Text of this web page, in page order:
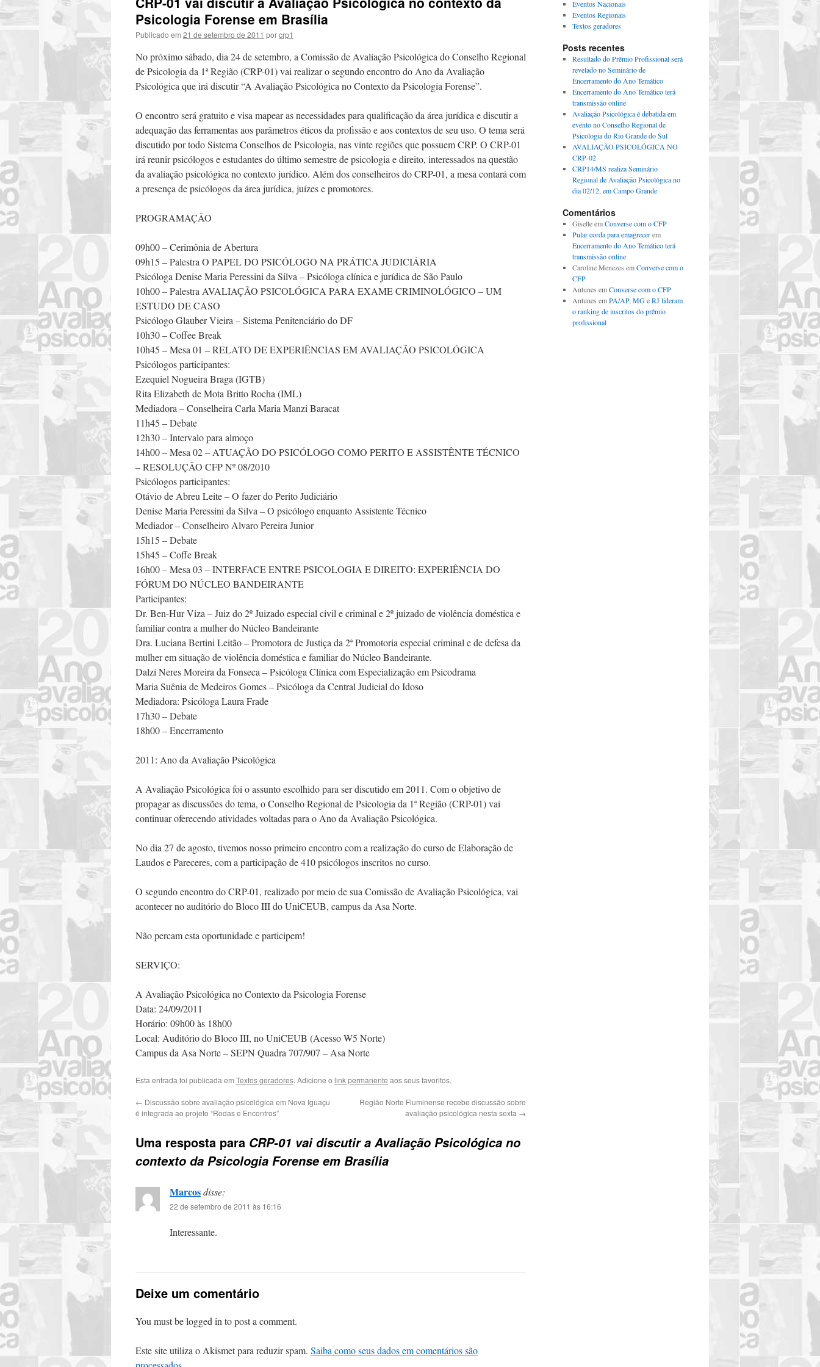
Psicologia Forense em Brasília
Publicado em 21 de setembro de 2011 porcrp1
No próximo sábado, dia 24 de setembro, a Comissão de Avaliação Psicológica do Conselho Regional
de Psicologia da 1ª Região (CRP-01) vai realizar o segundo encontro do Ano da Avaliação
Psicológica que irá discutir “A Avaliação Psicológica no Contexto da Psicologia Forense”.
O encontro será gratuito e visa mapear as necessidades para qualificação da área jurídica e discutir a
adequação das ferramentas aos parâmetros éticos da profissão e aos contextos de seu uso. O tema será
discutido por todo Sistema Conselhos de Psicologia, nas vinte regiões que possuem CRP. O CRP-01
irá reunir psicólogos e estudantes do último semestre de psicologia e direito, interessados na questão
da avaliação psicológica no contexto jurídico. Além dos conselheiros do CRP-01, a mesa contará com
a presença de psicólogos da área jurídica, juízes e promotores.
PROGRAMAÇÃO
09h00 – Cerimônia de Abertura
09h15 – Palestra O PAPEL DO PSICÓLOGO NA PRÁTICA JUDICIÁRIA
Psicóloga Denise Maria Peressini da Silva – Psicóloga clínica e jurídica de São Paulo
10h00 – Palestra AVALIAÇÃO PSICOLÓGICA PARA EXAME CRIMINOLÓGICO – UM
ESTUDO DE CASO
Psicólogo Glauber Vieira – Sistema Penitenciário do DF
10h30 – Coffee Break
10h45 – Mesa 01 – RELATO DE EXPERIÊNCIAS EM AVALIAÇÃO PSICOLÓGICA
Psicólogos participantes:
Ezequiel Nogueira Braga (IGTB)
Rita Elizabeth de Mota Britto Rocha (IML)
Mediadora – Conselheira Carla Maria Manzi Baracat
11h45 – Debate
12h30 – Intervalo para almoço
14h00 – Mesa 02 – ATUAÇÃO DO PSICÓLOGO COMO PERITO E ASSISTÊNTE TÉCNICO
– RESOLUÇÃO CFP Nº 08/2010
Psicólogos participantes:
Otávio de Abreu Leite – O fazer do Perito Judiciário
Denise Maria Peressini da Silva – O psicólogo enquanto Assistente Técnico
Mediador – Conselheiro Alvaro Pereira Junior
15h15 – Debate
15h45 – Coffe Break
16h00 – Mesa 03 – INTERFACE ENTRE PSICOLOGIA E DIREITO: EXPERIÊNCIA DO
FÓRUM DO NÚCLEO BANDEIRANTE
Participantes:
Dr. Ben-Hur Viza – Juiz do 2º Juizado especial civil e criminal e 2º juizado de violência doméstica e
familiar contra a mulher do Núcleo Bandeirante
Dra. Luciana Bertini Leitão – Promotora de Justiça da 2ª Promotoria especial criminal e de defesa da
mulher em situação de violência doméstica e familiar do Núcleo Bandeirante.
Dalzi Neres Moreira da Fonseca – Psicóloga Clínica com Especialização em Psicodrama
Maria Suênia de Medeiros Gomes – Psicóloga da Central Judicial do Idoso
Mediadora: Psicóloga Laura Frade
17h30 – Debate
18h00 – Encerramento
2011: Ano da Avaliação Psicológica
A Avaliação Psicológica foi o assunto escolhido para ser discutido em 2011. Com o objetivo de
propagar as discussões do tema, o Conselho Regional de Psicologia da 1ª Região (CRP-01) vai
continuar oferecendo atividades voltadas para o Ano da Avaliação Psicológica.
No dia 27 de agosto, tivemos nosso primeiro encontro com a realização do curso de Elaboração de
Laudos e Pareceres, com a participação de 410 psicólogos inscritos no curso.
O segundo encontro do CRP-01, realizado por meio de sua Comissão de Avaliação Psicológica, vai
acontecer no auditório do Bloco III do UniCEUB, campus da Asa Norte.
Não percam esta oportunidade e participem!
SERVIÇO:
A Avaliação Psicológica no Contexto da Psicologia Forense
Data: 24/09/2011
Horário: 09h00 às 18h00
Local: Auditório do Bloco III, no UniCEUB (Acesso W5 Norte)
Campus da Asa Norte – SEPN Quadra 707/907 – Asa Norte
Esta entrada foi publicada em Textos geradores. Adicione o link permanente aos seus favoritos.
← Discussão sobre avaliação psicológica em Nova Iguaçu
é integrada ao projeto “Rodas e Encontros”
Região Norte Fluminense recebe discussão sobre
avaliação psicológica nesta sexta →
Uma resposta para CRP-01 vai discutir a Avaliação Psicológica no
contexto da Psicologia Forense em Brasília
Marcosdisse:
22 de setembro de 2011 às 16:16
Interessante.
Deixe um comentário
You must be logged in to post a comment.
Este site utiliza o Akismet para reduzir spam. Saiba como seus dados em comentários são
Eventos Nacionais
Eventos Regionais
Textos geradores
Posts recentes
Resultado do Prêmio Profissional será
revelado no Seminário de
Encerramento do Ano Temático
Encerramento do Ano Temático terá
transmissão online
Avaliação Psicológica é debatida em
evento no Conselho Regional de
Psicologia do Rio Grande do Sul
AVALIAÇÃO PSICOLÓGICA NO
CRP-02
CRP14/MS realiza Seminário
Regional de Avaliação Psicológica no
dia 02/12, em Campo Grande
Comentários
GiselleemConverse com o CFP
Pular corda para emagrecerem
Encerramento do Ano Temático terá
transmissão online
Caroline Menezes emConverse com o
CFP
Antunes emConverse com o CFP
Antunes emPA/AP, MG e RJ lideram
o ranking de inscritos do prêmio
profissional